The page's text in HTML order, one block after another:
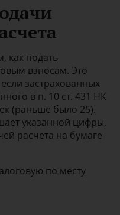
как подать
взносам. Это
застрахованных
в п. 10 ст. 431 НК
(раньше было 25).
указанной цифры,
расчета на бумаге
по месту